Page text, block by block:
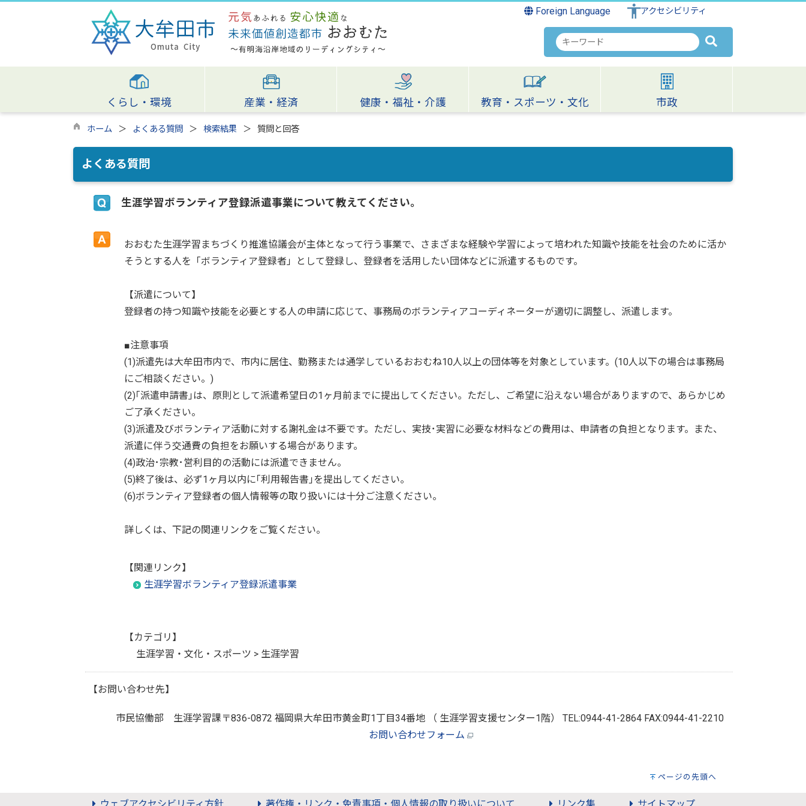
Foreign Language アクセシビリティ
検
索
キ
ワ
ー
くらし・環境 産業・経済 健康・福祉・介護 教育・スポーツ・文化 市政
ホーム よくある質問 検索結果 質問と回答
よくある質問
生涯学習ボランティア登録派遣事業について教えてください。
おおむた生涯学習まちづくり推進協議会が主体となって行う事業で、さまざまな経験や学習によって培われた知識や技能を社会のために活か
そうとする人を「ボランティア登録者」として登録し、登録者を活用したい団体などに派遣するものです。
【派遣について】
登録者の持つ知識や技能を必要とする人の申請に応じて、事務局のボランティアコーディネーターが適切に調整し、派遣します。
■注意事項
(1)派遣先は大牟田市内で、市内に居住、勤務または通学しているおおむね10人以上の団体等を対象としています。(10人以下の場合は事務局
にご相談ください。)
(2)｢派遣申請書｣は、原則として派遣希望日の1ヶ月前までに提出してください。ただし、ご希望に沿えない場合がありますので、あらかじめ
ご了承ください。
(3)派遣及びボランティア活動に対する謝礼金は不要です。ただし、実技･実習に必要な材料などの費用は、申請者の負担となります。また、
派遣に伴う交通費の負担をお願いする場合があります。
(4)政治･宗教･営利目的の活動には派遣できません。
(5)終了後は、必ず1ヶ月以内に｢利用報告書｣を提出してください。
(6)ボランティア登録者の個人情報等の取り扱いには十分ご注意ください。
詳しくは、下記の関連リンクをご覧ください。
【関連リンク】
生涯学習ボランティア登録派遣事業
【カテゴリ】
生涯学習・文化・スポーツ > 生涯学習
【お問い合わせ先】
市民協働部 生涯学習課 〒836-0872 福岡県大牟田市黄金町1丁目34番地 （ 生涯学習支援センター1階） TEL:0944-41-2864 FAX:0944-41-2210
お問い合わせフォーム
ページの先頭へ